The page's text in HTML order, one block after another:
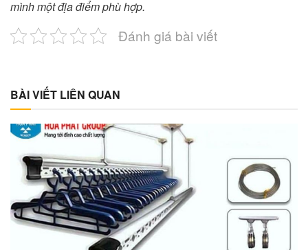
mình một địa điểm phù hợp.
Đánh giá bài viết
BÀI VIẾT LIÊN QUAN